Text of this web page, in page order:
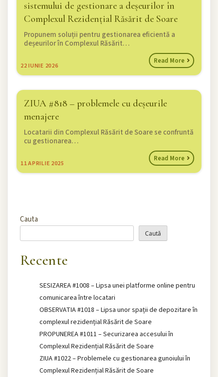
sistemului de gestionare a deșeurilor în
Complexul Rezidențial Răsărit de Soare
22IUNIE 2026
Propunem soluții pentru gestionarea eficientă a
deșeurilor în Complexul Răsărit…
Read More
ZIUA #818 – problemele cu deșeurile
menajere
11APRILIE 2025
Locatarii din Complexul Răsărit de Soare se confruntă
cu gestionarea…
Read More
Cauta
Caută
Recente
SESIZAREA #1008 – Lipsa unei platforme online pentru
comunicarea între locatari
OBSERVATIA #1018 – Lipsa unor spații de depozitare în
complexul rezidențial Răsărit de Soare
PROPUNEREA #1011 – Securizarea accesului în
Complexul Rezidențial Răsărit de Soare
ZIUA #1022 – Problemele cu gestionarea gunoiului în
Complexul Rezidențial Răsărit de Soare